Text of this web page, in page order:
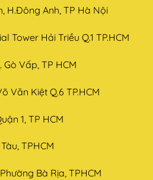
H.Đông Anh, TP Hà Nội
Tower Hải Triều Q.1 TP.HCM
Gò Vấp, TP HCM
Văn Kiệt Q.6 TP.HCM
1, TP HCM
TPHCM
Bà Rịa, TPHCM